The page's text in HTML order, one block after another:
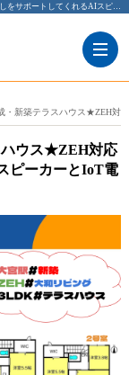
★大和ハウス施工の6月完成・新築テラスハウス★ZEH対応の快適な暮らしをサポートしてくれるAIスピーカーとIoT電力プラン♪【ルミエール】【更新】 | 大宮の賃貸のことならリロの賃貸 レックス大興
新築テラスハウス★ZEH対
ウス★ZEH対応
ピーカーとIoT電